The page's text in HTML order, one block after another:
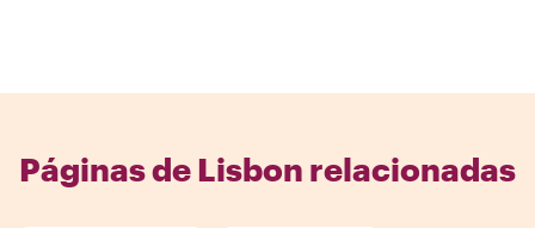
Páginas de Lisbon relacionadas